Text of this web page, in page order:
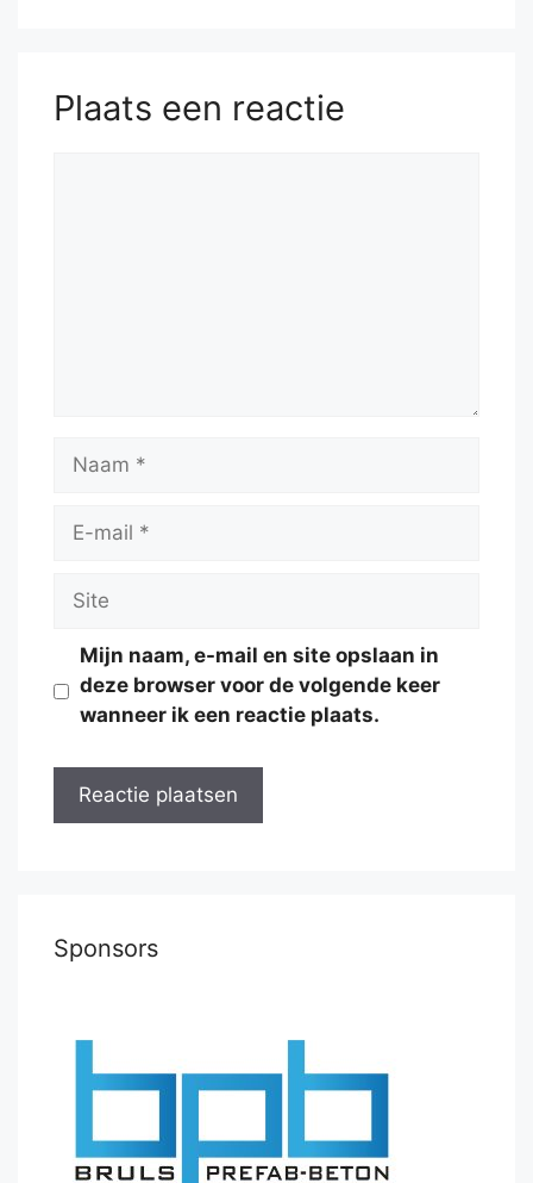
Plaats een reactie
Naam
Site
Mijn naam, e-mail en site opslaan in
deze browser voor de volgende keer
wanneer ik een reactie plaats.
Sponsors